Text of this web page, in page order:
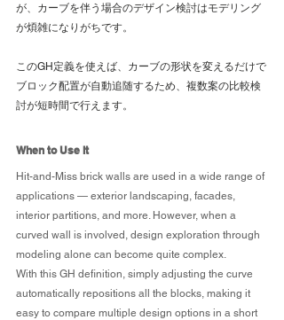
が、カーブを伴う場合のデザイン検討はモデリング
が煩雑になりがちです。
このGH定義を使えば、カーブの形状を変えるだけで
ブロック配置が自動追随するため、複数案の比較検
討が短時間で行えます。
When to Use It
Hit-and-Miss brick walls are used in a wide range of
applications — exterior landscaping, facades,
interior partitions, and more. However, when a
curved wall is involved, design exploration through
modeling alone can become quite complex.
With this GH definition, simply adjusting the curve
automatically repositions all the blocks, making it
easy to compare multiple design options in a short